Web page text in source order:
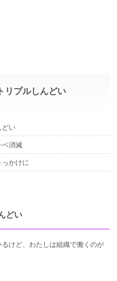
リプルしんどい
どい
消滅
かけに
どい
けど、わたしは組織で働くのが